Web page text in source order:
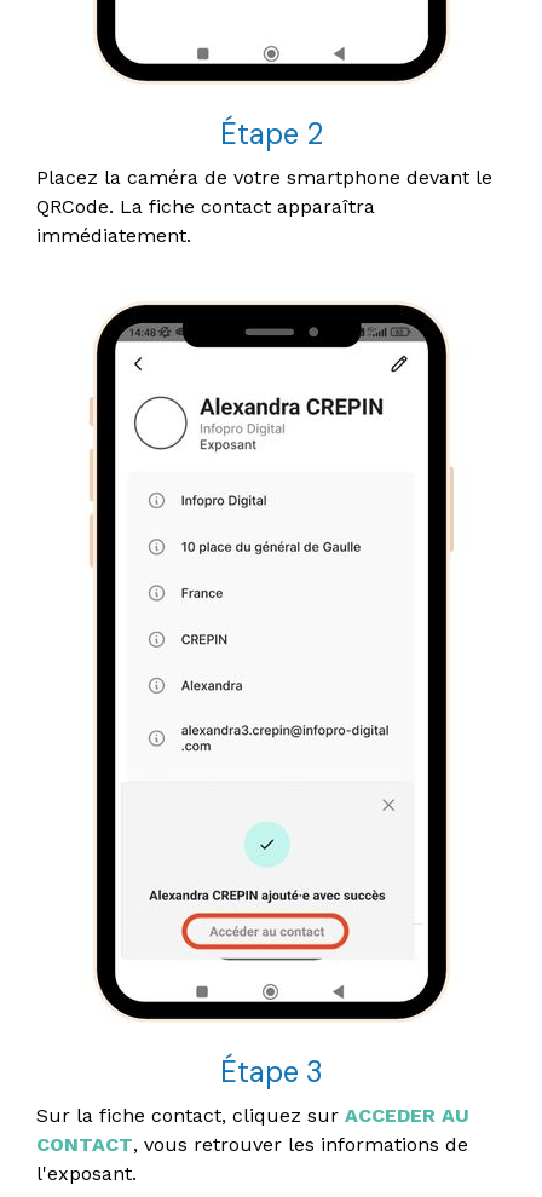
Étape 2
Placez la caméra de votre smartphone devant le
QRCode. La fiche contact apparaîtra
immédiatement.
Étape 3
Sur la fiche contact, cliquez sur ACCEDER AU
CONTACT, vous retrouver les informations de
l'exposant.